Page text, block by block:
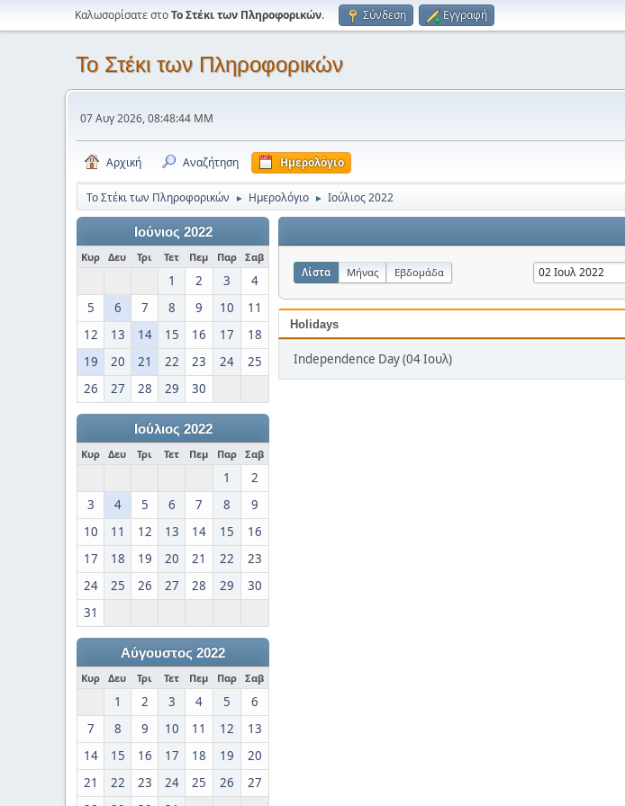
Καλωσορίσατε στοΤο Στέκι των Πληροφορικών. Σύνδεση Εγγραφή
Το Στέκι των Πληροφορικών
07 Αυγ 2026, 08:48:44 ΜΜ
Αρχική Αναζήτηση Ημερολόγιο
Το Στέκι των Πληροφορικών ► Ημερολόγιο ► Ιούλιος 2022
Ιούνιος 2022
Κυρ Δευ Τρι Τετ Πεμ Παρ Σαβ
1 2 3
4
5
6 7 8 9 10
11
12
13 14 15 16 17
18
19
20 21 22 23 24
25
26
27 28 29 30
Ιούλιος 2022
Κυρ Δευ Τρι Τετ Πεμ Παρ Σαβ
1
2
3
4 5 6 7 8
9
10
11 12 13 14 15
16
17
18 19 20 21 22
23
24
25 26 27 28 29
30
31
Αύγουστος 2022
Κυρ Δευ Τρι Τετ Πεμ Παρ Σαβ
1 2 3 4 5
6
7
8 9 10 11 12
13
14
15 16 17 18 19
20
21
22 23 24 25 26
27
Λίστα Μήνας Εβδομάδα
Holidays
Independence Day (04 Ιουλ)